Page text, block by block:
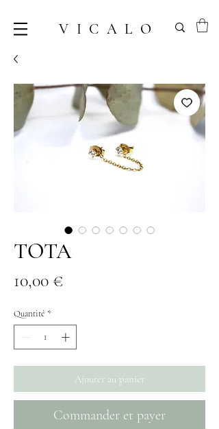
VICALO
TOTA
10,00 €
Quantité *
Ajouter au panier
Commander et payer